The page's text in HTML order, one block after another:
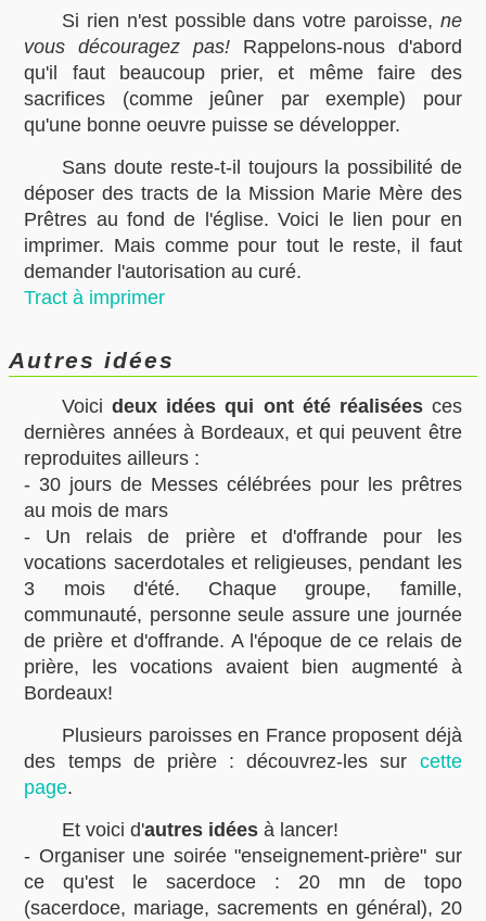
Si rien n'est possible dans votre paroisse, ne
vous découragez pas! Rappelons-nous d'abord
qu'il faut beaucoup prier, et même faire des
sacrifices (comme jeûner par exemple) pour
qu'une bonne oeuvre puisse se développer.
Sans doute reste-t-il toujours la possibilité de
déposer des tracts de la Mission Marie Mère des
Prêtres au fond de l'église. Voici le lien pour en
imprimer. Mais comme pour tout le reste, il faut
demander l'autorisation au curé.
Tract à imprimer
Autres idées
Voicideux idées qui ont été réaliséesces
dernières années à Bordeaux, et qui peuvent être
reproduites ailleurs :
- 30 jours de Messes célébrées pour les prêtres
au mois de mars
- Un relais de prière et d'offrande pour les
vocations sacerdotales et religieuses, pendant les
3 mois d'été. Chaque groupe, famille,
communauté, personne seule assure une journée
de prière et d'offrande. A l'époque de ce relais de
prière, les vocations avaient bien augmenté à
Bordeaux!
Plusieurs paroisses en France proposent déjà
des temps de prière : découvrez-les sur cette
page.
Et voici d'autres idées à lancer!
- Organiser une soirée "enseignement-prière" sur
ce qu'est le sacerdoce : 20 mn de topo
(sacerdoce, mariage, sacrements en général), 20